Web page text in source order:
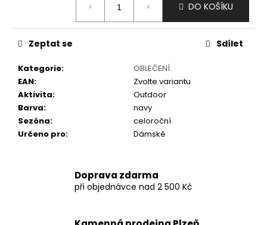
DO KOŠÍKU
Kategorie:
OBLEČENÍ
EAN:
Zvolte variantu
Aktivita:
Outdoor
Barva:
navy
Sezóna:
celoroční
Určeno pro: Dámské
Zeptat se Sdílet
Doprava zdarma
při objednávce nad 2 500 Kč